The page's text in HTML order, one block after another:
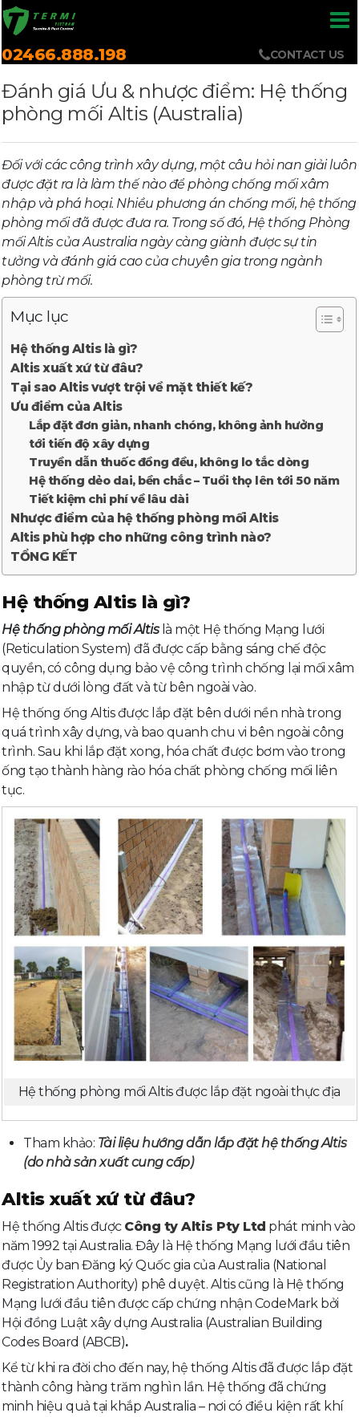
02466.888.198 CONTACT US
Đánh giá Ưu & nhược điểm: Hệ thống
phòng mối Altis (Australia)
Đối với các công trình xây dựng, một câu hỏi nan giải luôn
được đặt ra là làm thế nào để phòng chống mối xâm
nhập và phá hoại. Nhiều phương án chống mối, hệ thống
phòng mối đã được đưa ra. Trong số đó, Hệ thống Phòng
mối Altis của Australia ngày càng giành được sự tin
tưởng và đánh giá cao của chuyên gia trong ngành
phòng trừ mối.
Mục lục
Hệ thống Altis là gì?
Altis xuất xứ từ đâu?
Tại sao Altis vượt trội về mặt thiết kế?
Ưu điểm của Altis
Lắp đặt đơn giản, nhanh chóng, không ảnh hưởng
tới tiến độ xây dựng
Truyền dẫn thuốc đồng đều, không lo tắc dòng
Hệ thống dẻo dai, bền chắc – Tuổi thọ lên tới 50 năm
Tiết kiệm chi phí về lâu dài
Nhược điểm của hệ thống phòng mối Altis
Altis phù hợp cho những công trình nào?
TỔNG KẾT
Hệ thống Altis là gì?
Hệ thống phòng mối Altislà một Hệ thống Mạng lưới
(Reticulation System) đã được cấp bằng sáng chế độc
quyền, có công dụng bảo vệ công trình chống lại mối xâm
nhập từ dưới lòng đất và từ bên ngoài vào.
Hệ thống ống Altis được lắp đặt bên dưới nền nhà trong
quá trình xây dựng, và bao quanh chu vi bên ngoài công
trình. Sau khi lắp đặt xong, hóa chất được bơm vào trong
ống tạo thành hàng rào hóa chất phòng chống mối liên
tục.
Hệ thống phòng mối Altis được lắp đặt ngoài thực địa
Tham khảo: Tài liệu hướng dẫn lắp đặt hệ thống Altis
(do nhà sản xuất cung cấp)
Altis xuất xứ từ đâu?
Hệ thống Altis được Công ty Altis Pty Ltd phát minh vào
năm 1992 tại Australia. Đây là Hệ thống Mạng lưới đầu tiên
được Ủy ban Đăng ký Quốc gia của Australia (National
Registration Authority) phê duyệt. Altis cũng là Hệ thống
Mạng lưới đầu tiên được cấp chứng nhận CodeMark bởi
Hội đồng Luật xây dựng Australia (Australian Building
Codes Board (ABCB).
Kể từ khi ra đời cho đến nay, hệ thống Altis đã được lắp đặt
thành công hàng trăm nghìn lần. Hệ thống đã chứng
minh hiệu quả tại khắp Australia – nơi có điều kiện rất khí